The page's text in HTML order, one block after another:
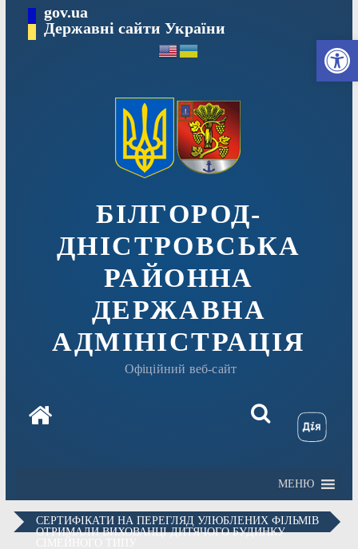
вмісту
gov.ua
Державні сайти України
БІЛГОРОД-
ДНІСТРОВСЬКА
РАЙОННА
ДЕРЖАВНА
АДМІНІСТРАЦІЯ
Офіційний веб-сайт
МЕНЮ
СЕРТИФІКАТИ НА ПЕРЕГЛЯД УЛЮБЛЕНИХ ФІЛЬМІВ
ОТРИМАЛИ ВИХОВАНЦІ ДИТЯЧОГО БУДИНКУ